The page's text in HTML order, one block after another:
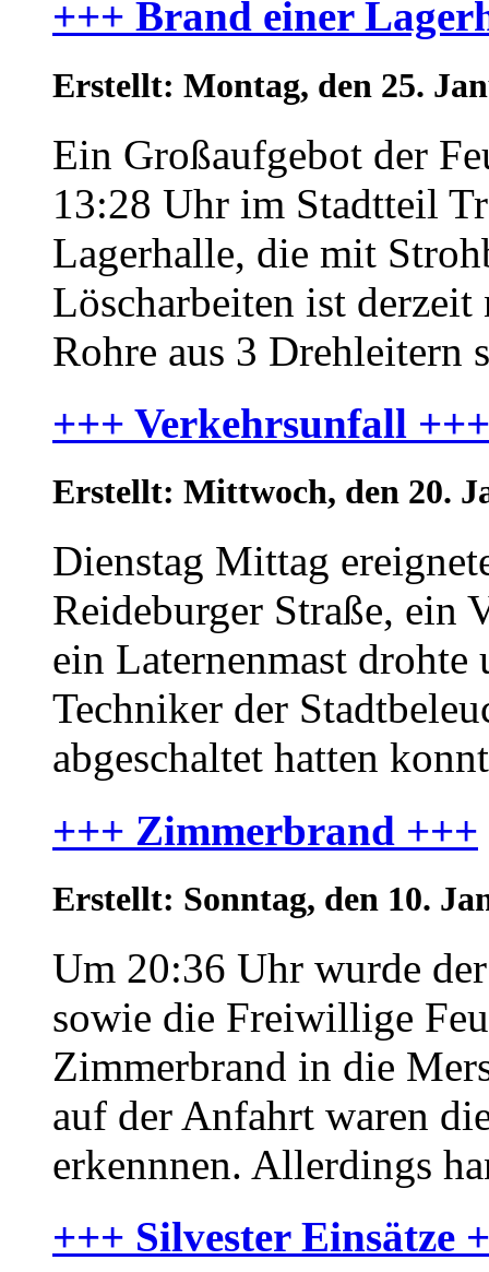
+++ Brand einer
Erstellt: Montag, den 25.
Ein Großaufgebot der
13:28 Uhr im Stadtteil
Lagerhalle, die mit
Löscharbeiten ist
Rohre aus 3 Drehleitern
+++ Verkehrsunfall +++
Erstellt: Mittwoch, den 20.
Dienstag Mittag
Reideburger Straße, ein
ein Laternenmast drohte
Techniker der
abgeschaltet hatten
+++ Zimmerbrand +++
Erstellt: Sonntag, den 10.
Um 20:36 Uhr wurde
sowie die Freiwillige
Zimmerbrand in die
auf der Anfahrt waren
erkennnen. Allerdings
+++ Silvester Einsätze